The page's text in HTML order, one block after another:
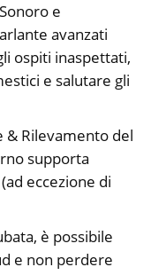
e
avanzati
ospiti inaspettati,
e salutare gli
& Rilevamento del
supporta
eccezione di
è possibile
e non perdere